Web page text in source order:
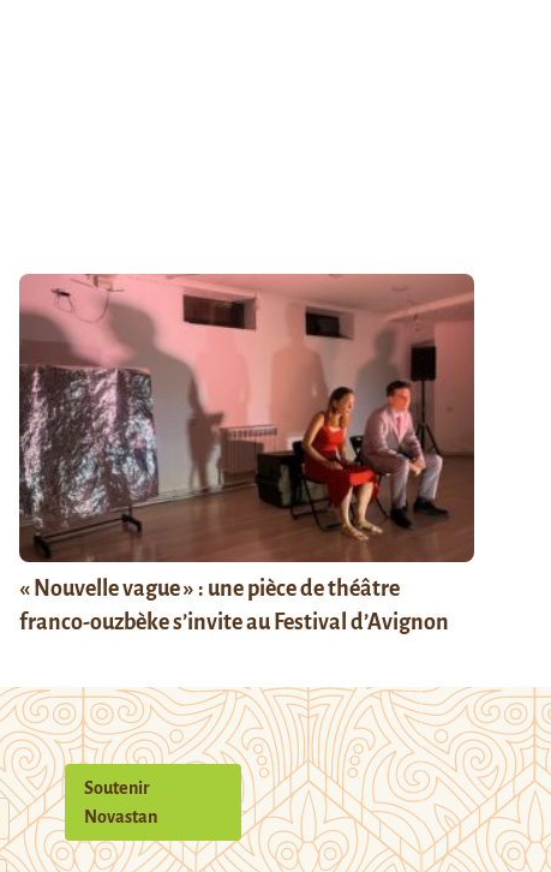
« Nouvelle vague » : une pièce de théâtre
franco-ouzbèke s’invite au Festival d’Avignon
Soutenir
Novastan